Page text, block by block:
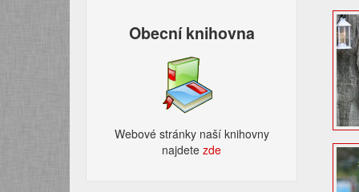
Obecní knihovna
Webové stránky naší knihovny
najdetezde​